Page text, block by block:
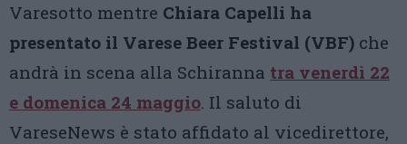
Varesotto mentre Chiara Capelli ha
presentato il Varese Beer Festival (VBF) che
andrà in scena alla Schiranna tra venerdì 22
e domenica 24 maggio. Il saluto di
VareseNews è stato affidato al vicedirettore,